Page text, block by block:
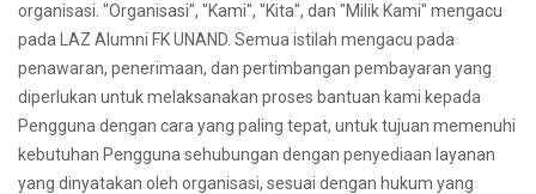
organisasi. "Organisasi", "Kami", "Kita", dan "Milik Kami" mengacu
pada LAZ Alumni FK UNAND. Semua istilah mengacu pada
penawaran, penerimaan, dan pertimbangan pembayaran yang
diperlukan untuk melaksanakan proses bantuan kami kepada
Pengguna dengan cara yang paling tepat, untuk tujuan memenuhi
kebutuhan Pengguna sehubungan dengan penyediaan layanan
yang dinyatakan oleh organisasi, sesuai dengan hukum yang